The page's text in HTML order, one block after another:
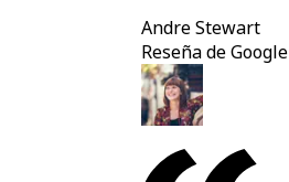
Andre Stewart
Reseña de Google